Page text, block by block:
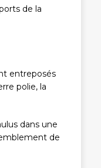
de la
entreposés
polie, la
dans une
de